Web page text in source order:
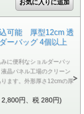
可能 厚型12cm 透
ーバッグ 4個以上
に便利なショルダーバッ
晶パネル工場のクリーン
ます。外形厚さ12cmの厚
円、税 280円)